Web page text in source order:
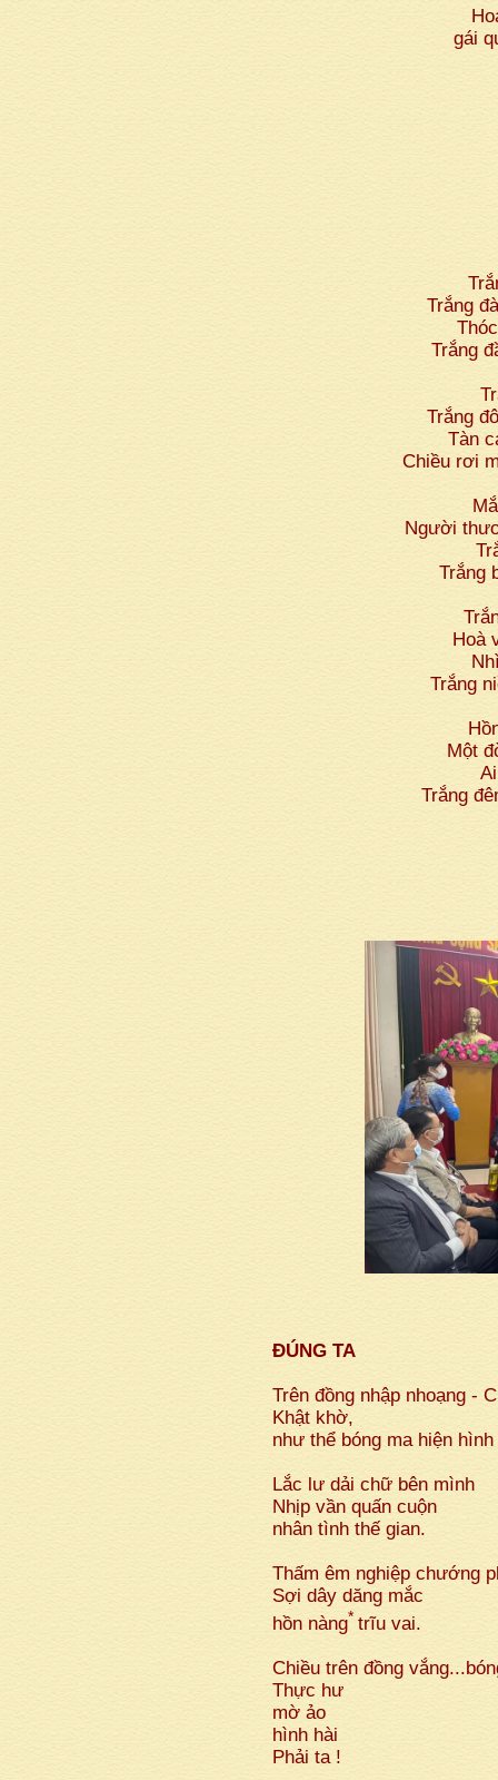
gái
Trắng
Trắng
Trắng
Tàn
Chiều rơi
Người
Trắng
Hoà
Trắng
Một
Trắng
ĐÚNG TA
Trên đồng nhập nhoạng -
Khật khờ,
như thể bóng ma hiện hình
Lắc lư dải chữ bên mình
Nhịp vần quấn cuộn
nhân tình thế gian.
Thấm êm nghiệp chướng
Sợi dây dăng mắc
hồn nàng* trĩu vai.
Chiều trên đồng
Thực hư
mờ ảo
hình hài
Phải ta !